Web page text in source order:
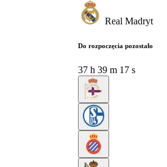
Real Madryt
Do rozpoczęcia pozostało
37 h 39 m 17 s